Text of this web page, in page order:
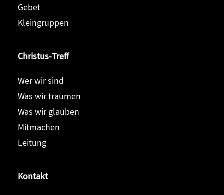
Gebet
Kleingruppen
Christus-Treff
Wer wir sind
Was wir träumen
Was wir glauben
Mitmachen
Leitung
Kontakt